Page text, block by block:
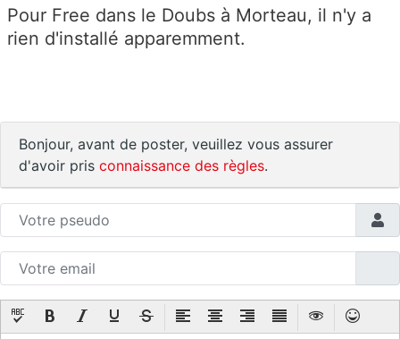
Pour Free dans le Doubs à Morteau, il n'y a
rien d'installé apparemment.
Bonjour, avant de poster, veuillez vous assurer
d'avoir pris connaissance des règles.